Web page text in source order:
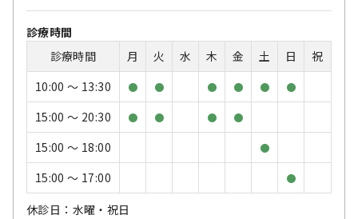
診療時間
診療時間
月 火 水 木 金 土 日
祝
10:00 〜 13:30
● ● ● ● ● ●
15:00 〜 20:30 ● ● ● ●
15:00 〜 18:00 ●
15:00 〜 17:00 ●
休診日：水曜・祝日